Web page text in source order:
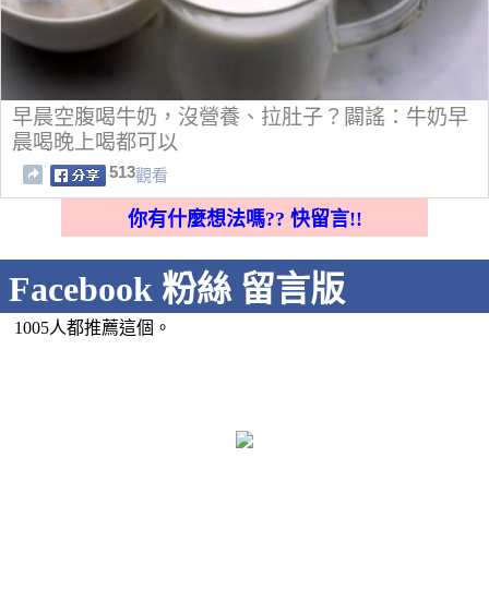
早晨空腹喝牛奶，沒營養、拉肚子？闢謠：牛奶早
晨喝晚上喝都可以
513觀看
你有什麼想法嗎?? 快留言!!
Facebook 粉絲 留言版
1005人都推薦這個。